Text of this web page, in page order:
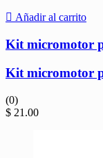
Añadir al carrito
Kit micromotor
Kit micromotor
(0)
$ 21.00